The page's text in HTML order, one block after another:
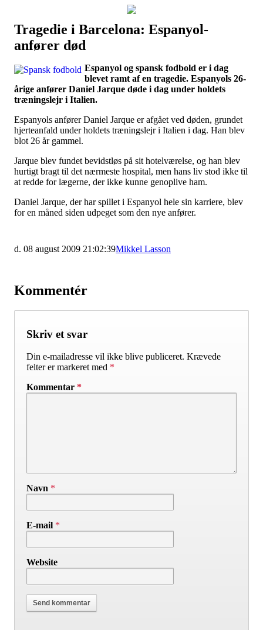
Наши партнеры
Tragedie i Barcelona: Espanyol-
anfører død
Espanyol og spansk fodbold er i dag
blevet ramt af en tragedie. Espanyols 26-
årige anfører Daniel Jarque døde i dag under holdets
træningslejr i Italien.
Espanyols anfører Daniel Jarque er afgået ved døden, grundet
hjerteanfald under holdets træningslejr i Italien i dag. Han blev
blot 26 år gammel.
Jarque blev fundet bevidstløs på sit hotelværelse, og han blev
hurtigt bragt til det nærmeste hospital, men hans liv stod ikke til
at redde for lægerne, der ikke kunne genoplive ham.
Daniel Jarque, der har spillet i Espanyol hele sin karriere, blev
for en måned siden udpeget som den nye anfører.
d. 08 august 2009 21:02:39Mikkel Lasson
Kommentér
Skriv et svar
Din e-mailadresse vil ikke blive publiceret. Krævede
felter er markeret med *
Kommentar *
Navn *
E-mail *
Website